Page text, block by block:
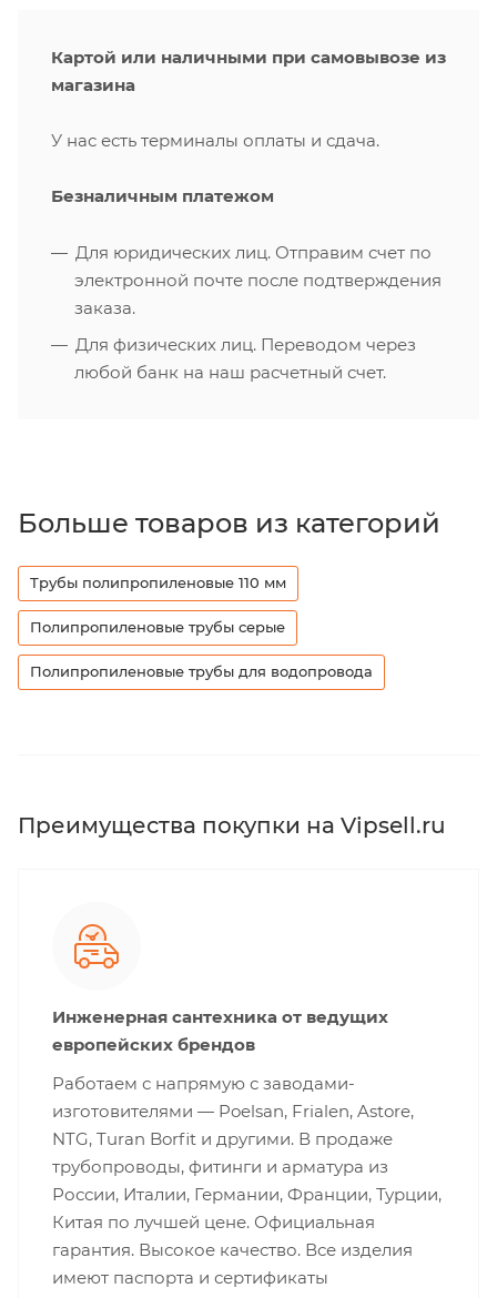
Картой или наличными при самовывозе из
магазина
У нас есть терминалы оплаты и сдача.
Безналичным платежом
Для юридических лиц. Отправим счет по
электронной почте после подтверждения
заказа.
Для физических лиц. Переводом через
любой банк на наш расчетный счет.
Больше товаров из категорий
Трубы полипропиленовые 110 мм
Полипропиленовые трубы серые
Полипропиленовые трубы для водопровода
Преимущества покупки на Vipsell.ru
Инженерная сантехника от ведущих
европейских брендов
Работаем с напрямую с заводами-
изготовителями — Poelsan, Frialen, Astore,
NTG, Turan Borfit и другими. В продаже
трубопроводы, фитинги и арматура из
России, Италии, Германии, Франции, Турции,
Китая по лучшей цене. Официальная
гарантия. Высокое качество. Все изделия
имеют паспорта и сертификаты